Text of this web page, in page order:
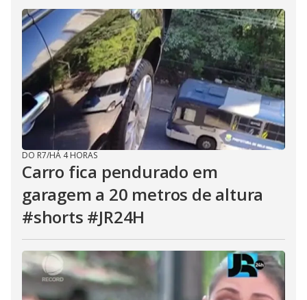
DO R7/HÁ 4 HORAS
Carro fica pendurado em
garagem a 20 metros de altura
#shorts #JR24H